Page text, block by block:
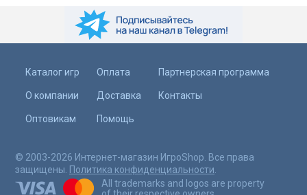
Каталог игр
О компании
Оптовикам
Оплата
Доставка
Помощь
Партнерская программа
Контакты
© 2003-2026 Интернет-магазин ИгроShop. Все права
защищены. Политика конфиденциальности
All trademarks and logos are property